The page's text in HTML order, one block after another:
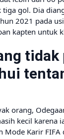
tiga gol. Dia
2021 pada
kapten untuk
tidak
orang,
kecil karena
Mode Karir FIFA